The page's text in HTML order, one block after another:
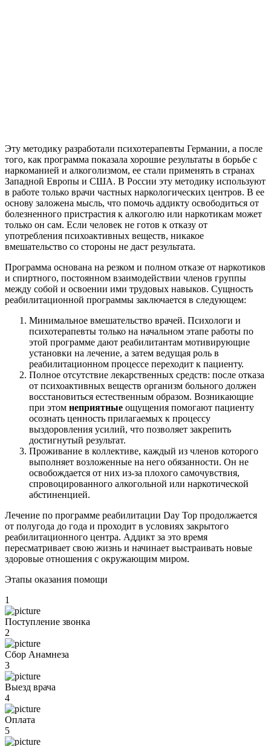
Эту методику разработали психотерапевты Германии, а после
того, как программа показала хорошие результаты в борьбе с
наркоманией и алкоголизмом, ее стали применять в странах
Западной Европы и США. В России эту методику используют
в работе только врачи частных наркологических центров. В ее
основу заложена мысль, что помочь аддикту освободиться от
болезненного пристрастия к алкоголю или наркотикам может
только он сам. Если человек не готов к отказу от
употребления психоактивных веществ, никакое
вмешательство со стороны не даст результата.
Программа основана на резком и полном отказе от наркотиков
и спиртного, постоянном взаимодействии членов группы
между собой и освоении ими трудовых навыков. Сущность
реабилитационной программы заключается в следующем:
Минимальное вмешательство врачей. Психологи и
психотерапевты только на начальном этапе работы по
этой программе дают реабилитантам мотивирующие
установки на лечение, а затем ведущая роль в
реабилитационном процессе переходит к пациенту.
Полное отсутствие лекарственных средств: после отказа
от психоактивных веществ организм больного должен
восстановиться естественным образом. Возникающие
при этом неприятные ощущения помогают пациенту
осознать ценность прилагаемых к процессу
выздоровления усилий, что позволяет закрепить
достигнутый результат.
Проживание в коллективе, каждый из членов которого
выполняет возложенные на него обязанности. Он не
освобождается от них из-за плохого самочувствия,
спровоцированного алкогольной или наркотической
абстиненцией.
Лечение по программе реабилитации Day Top продолжается
от полугода до года и проходит в условиях закрытого
реабилитационного центра. Аддикт за это время
пересматривает свою жизнь и начинает выстраивать новые
здоровые отношения с окружающим миром.
Этапы оказания помощи
1
Поступление звонка
2
Сбор Анамнеза
3
Выезд врача
4
Оплата
5